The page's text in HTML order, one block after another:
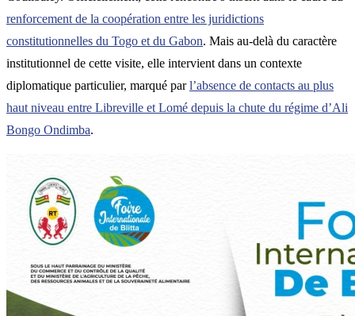
renforcement de la coopération entre les juridictions
constitutionnelles du Togo et du Gabon. Mais au-delà du caractère
institutionnel de cette visite, elle intervient dans un contexte
diplomatique particulier, marqué parl’absence de contacts au plus
haut niveau entre Libreville et Lomé depuis la chute du régime d’Ali
Bongo Ondimba.